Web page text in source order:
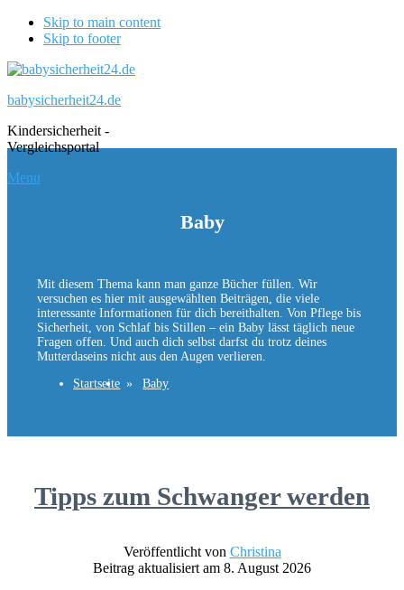
Skip to main content
Skip to footer
babysicherheit24.de
Kindersicherheit -
Vergleichsportal
Menu
Baby
Mit diesem Thema kann man ganze Bücher füllen. Wir
versuchen es hier mit ausgewählten Beiträgen, die viele
interessante Informationen für dich bereithalten. Von Pflege bis
Sicherheit, von Schlaf bis Stillen – ein Baby lässt täglich neue
Fragen offen. Und auch dich selbst darfst du trotz deines
Mutterdaseins nicht aus den Augen verlieren.
Startseite
Baby
Tipps zum Schwanger werden
Veröffentlicht von Christina
Beitrag aktualisiert am 8. August 2026